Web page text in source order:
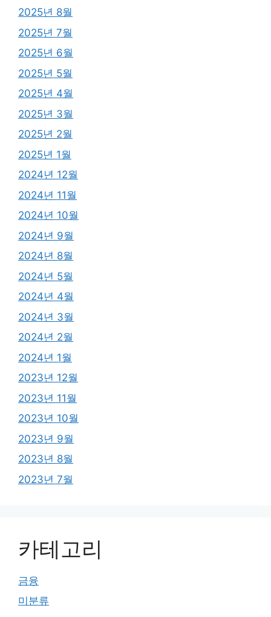
2025년 8월
2025년 7월
2025년 6월
2025년 5월
2025년 4월
2025년 3월
2025년 2월
2025년 1월
2024년 12월
2024년 11월
2024년 10월
2024년 9월
2024년 8월
2024년 5월
2024년 4월
2024년 3월
2024년 2월
2024년 1월
2023년 12월
2023년 11월
2023년 10월
2023년 9월
2023년 8월
2023년 7월
카테고리
금융
미분류